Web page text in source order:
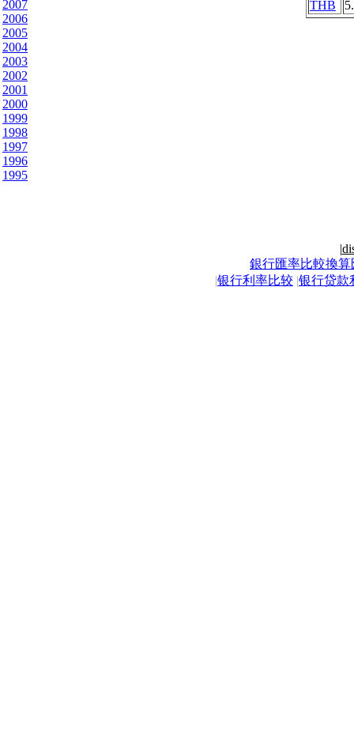
2007
2006
2005
2004
2003
2002
2001
2000
1999
1998
1997
1996
1995
THB
|
銀行匯率比較換算
|银行利率比较 |银行贷款